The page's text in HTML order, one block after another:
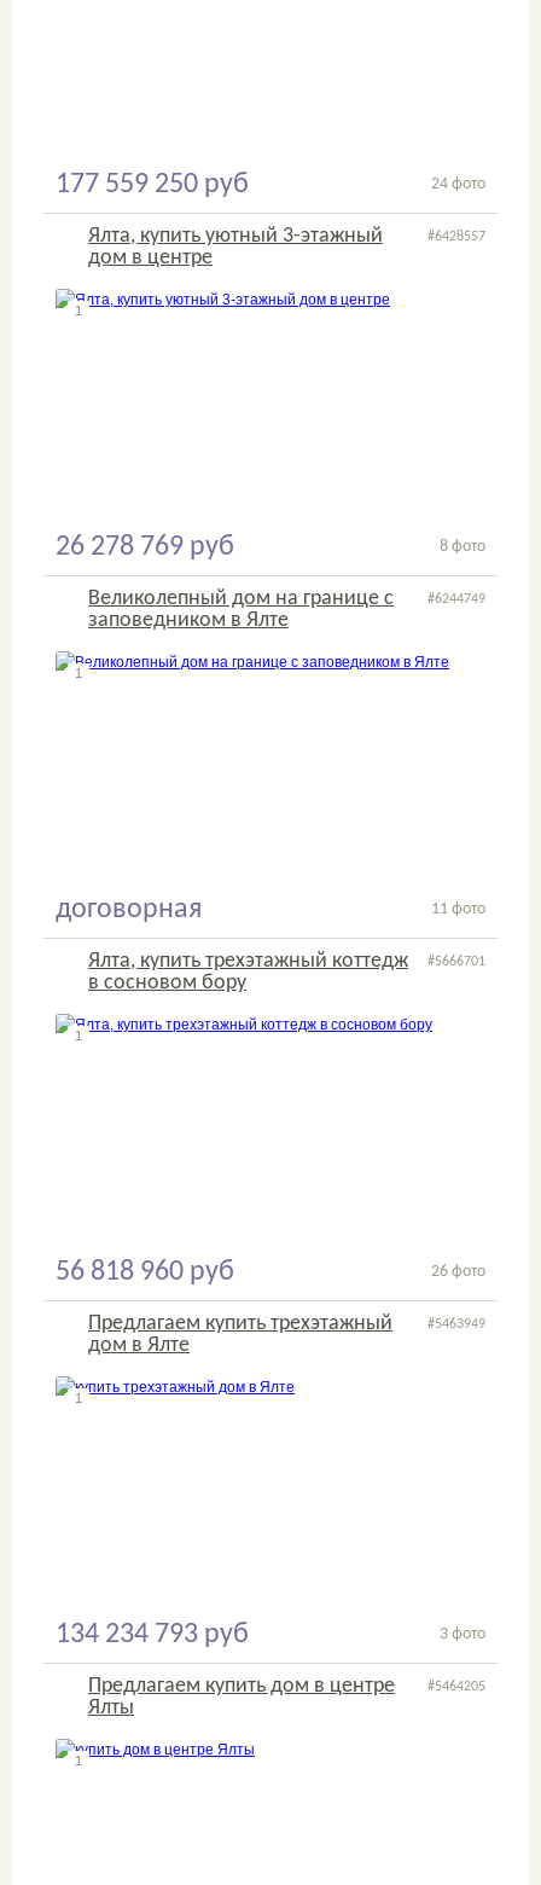
177 559 250 руб 24 фото
#6428557
Ялта, купить уютный 3-этажный
дом в центре
1
26 278 769 руб 8 фото
#6244749
Великолепный дом на границе с
заповедником в Ялте
1
договорная 11 фото
#5666701
Ялта, купить трехэтажный коттедж
в сосновом бору
1
56 818 960 руб 26 фото
#5463949
Предлагаем купить трехэтажный
дом в Ялте
1
134 234 793 руб 3 фото
#5464205
Предлагаем купить дом в центре
Ялты
1